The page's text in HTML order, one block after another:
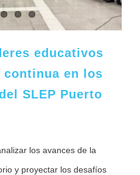
educativos
en los
SLEP Puerto
los avances de la
y proyectar los desafíos